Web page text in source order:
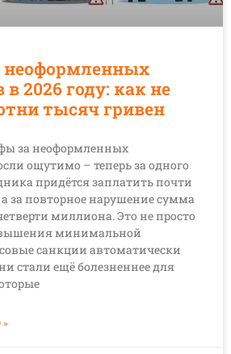
2026 году: как не
тысяч гривен
за неоформленных
ощутимо – теперь за одного
придётся заплатить почти
за повторное нарушение сумма
миллиона. Это не просто
минимальной
санкции автоматически
стали ещё болезненнее для
»